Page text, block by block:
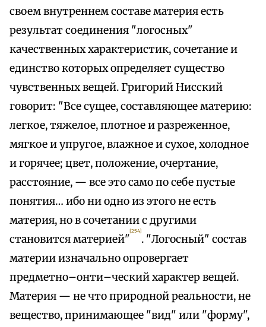
своем внутреннем составе материя есть
результат соединения "логосных"
качественных характеристик, сочетание и
единство которых определяет существо
чувственных вещей. Григорий Нисский
говорит: "Все сущее, составляющее материю:
легкое, тяжелое, плотное и разреженное,
мягкое и упругое, влажное и сухое, холодное
и горячее; цвет, положение, очертание,
расстояние, — все это само по себе пустые
понятия… ибо ни одно из этого не есть
материя, но в сочетании с другими
становится материей"
[254]
. "Логосный" состав
материи изначально опровергает
предметно–онти–ческий характер вещей.
Материя — не что природной реальности, не
вещество, принимающее "вид" или "форму",